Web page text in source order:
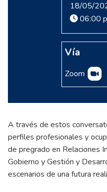
18/05/
06:00
Vía
Zoom
A través de estos
perfiles profesionales y
de pregrado en Relaciones
Gobierno y Gestión y
escenarios de una futura